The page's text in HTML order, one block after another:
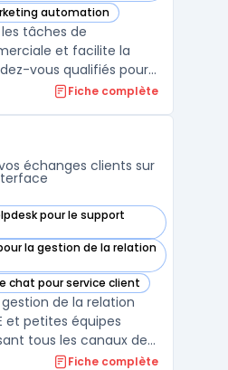
automation
catégorie
tâches de
et facilite la
vous qualifiés pour
pipeline. Le produit
de processus de
...
Fiche complète
échanges clients sur
pour le support
catégorie
la gestion de la relation
catégorie
chat pour service client
catégorie
de la relation
et petites équipes
tous les canaux de
une interface unique.
Fiche complète